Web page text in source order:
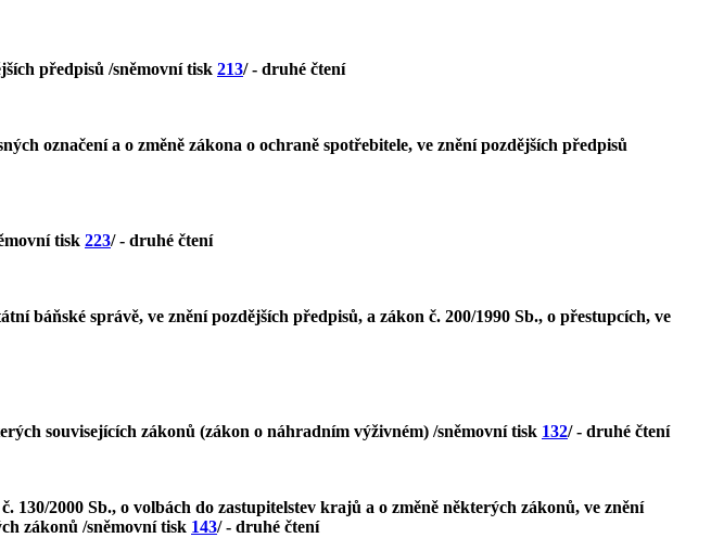
předpisů /sněmovní tisk 213/ - druhé čtení
označení a o změně zákona o ochraně spotřebitele, ve znění pozdějších předpisů
tisk 223/ - druhé čtení
báňské správě, ve znění pozdějších předpisů, a zákon č. 200/1990 Sb., o přestupcích, ve
souvisejících zákonů (zákon o náhradním výživném) /sněmovní tisk 132/ - druhé čtení
2000 Sb., o volbách do zastupitelstev krajů a o změně některých zákonů, ve znění
zákonů /sněmovní tisk 143/ - druhé čtení